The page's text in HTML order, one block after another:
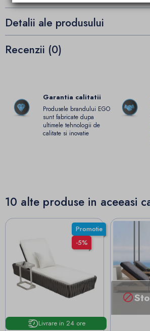
Detalii ale produsului
Recenzii (0)
Garantia calitatii
Produsele brandului EGO
sunt fabricate dupa
ultimele tehnologii de
calitate si inovatie
10 alte produse in aceeasi
Promotie
-5%
Livrare in 24 ore
